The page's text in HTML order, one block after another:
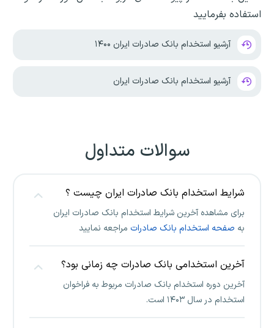
استفاده بفرمایید
آرشیو استخدام بانک صادرات ایران ۱۴۰۰
آرشیو استخدام بانک صادرات ایران
سوالات متداول
شرایط استخدام بانک صادرات ایران چیست ؟
برای مشاهده آخرین شرایط استخدام بانک صادرات ایران
به صفحه استخدام بانک صادرات مراجعه نمایید
آخرین استخدامی بانک صادرات چه زمانی بود؟
آخرین دوره استخدام بانک صادرات مربوط به فراخوان
استخدام در سال ۱۴۰۳ است.